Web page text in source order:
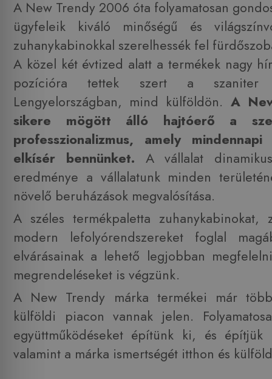
A New Trendy 2006 óta folyamatosan
ügyfeleik kiváló minőségű és
zuhanykabinokkal szerelhessék fel
A közel két évtized alatt a termékek nagy
pozícióra tettek szert a szaniter
Lengyelországban, mind külföldön. A
sikere mögött álló hajtóerő a
professzionalizmus, amely
elkísér bennünket. A vállalat
eredménye a vállalatunk minden
növelő beruházások megvalósítása.
A széles termékpaletta zuhanykabinokat,
modern lefolyórendszereket foglal
elvárásainak a lehető legjobban
megrendeléseket is végzünk.
A New Trendy márka termékei már
külföldi piacon vannak jelen.
együttműködéseket építünk ki, és építjük
valamint a márka ismertségét itthon és